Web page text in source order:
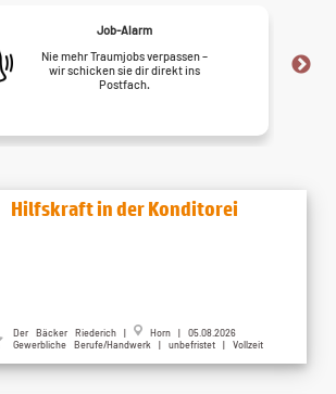
Job-Alarm
Nie mehr Traumjobs verpassen –
wir schicken sie dir direkt ins
Postfach.
Hilfskraft in der Konditorei
Der Bäcker Riederich |
Horn | 05.08.2026
Gewerbliche Berufe/Handwerk | unbefristet | Vollzeit